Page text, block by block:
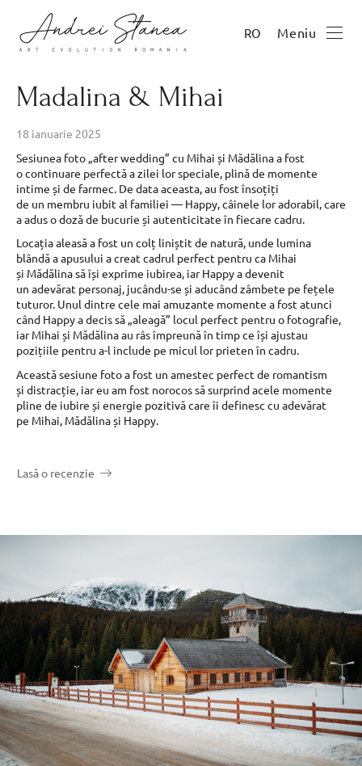
RO Meniu
Madalina & Mihai
18 ianuarie 2025
Sesiunea foto „after wedding” cu Mihai și Mădălina a fost
o continuare perfectă a zilei lor speciale, plină de momente
intime și de farmec. De data aceasta, au fost însoțiți
de un membru iubit al familiei — Happy, câinele lor adorabil, care
a adus o doză de bucurie și autenticitate în fiecare cadru.
Locația aleasă a fost un colț liniștit de natură, unde lumina
blândă a apusului a creat cadrul perfect pentru ca Mihai
și Mădălina să își exprime iubirea, iar Happy a devenit
un adevărat personaj, jucându-se și aducând zâmbete pe fețele
tuturor. Unul dintre cele mai amuzante momente a fost atunci
când Happy a decis să „aleagă” locul perfect pentru o fotografie,
iar Mihai și Mădălina au râs împreună în timp ce își ajustau
pozițiile pentru a-l include pe micul lor prieten în cadru.
Această sesiune foto a fost un amestec perfect de romantism
și distracție, iar eu am fost norocos să surprind acele momente
pline de iubire și energie pozitivă care îi definesc cu adevărat
pe Mihai, Mădălina și Happy.
Lasă o recenzie